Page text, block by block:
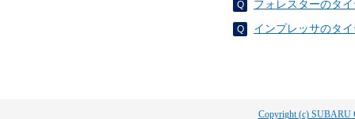
フォレスターのタ
インプレッサのタ
Copyright (c) SUBARU